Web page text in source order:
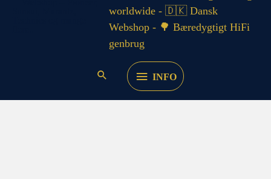
worldwide - 🇩🇰 Dansk
Webshop - 🌳 Bæredygtigt HiFi
genbrug
INFO